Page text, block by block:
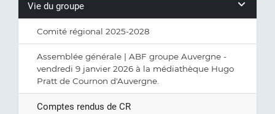
Vie du groupe
Comité régional 2025-2028
Assemblée générale | ABF groupe Auvergne -
vendredi 9 janvier 2026 à la médiathèque Hugo
Pratt de Cournon d'Auvergne.
Comptes rendus de CR